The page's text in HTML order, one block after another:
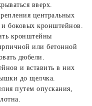
вверх.
центральных
боковых кронштейнов.
кронштейны
или бетонной
дюбели.
и вставить в них
до щелчка.
путем опускания,